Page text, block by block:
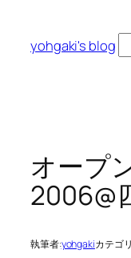
yohgaki's blog
索
オープ
2006@
執筆者:yohgakiカテゴ